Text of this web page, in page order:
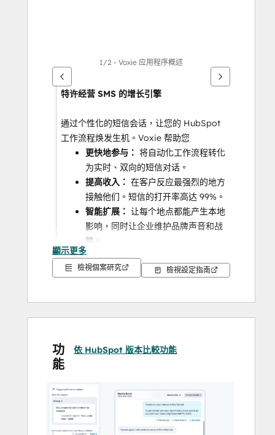
1/2 - Voxie 应用程序概述
特许经营 SMS 的增长引擎
通过个性化的短信会话，让您的 HubSpot
工作流程焕发生机。Voxie 帮助您
更快地参与： 将自动化工作流程转化
为实时、双向的短信对话。
提高收入： 在客户反应最强烈的地方
接触他们。短信的打开率高达 99%。
智能扩展： 让每个地点都能产生本地
影响，同时让企业维护品牌声音和战
略。
有了 HubSpot + Voxie，您将获得两全其美
的效果：企业级控制和特许经营级效果。
快速发送到 HubSpot 列表
只需点击几下，即可向您的 HubSpot 列表
发送一次性公告或促销信息。利用联系人变
量进行个性化设置，并安排最佳时机。
顯示更多
檢視個案研究 檢視設定指南
功
能
依 HubSpot 版本比較功能